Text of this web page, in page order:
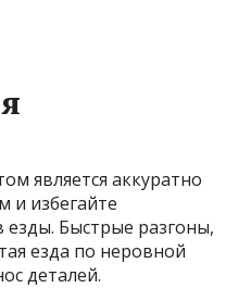
является аккуратно
и избегайте
Быстрые разгоны,
езда по неровной
деталей.